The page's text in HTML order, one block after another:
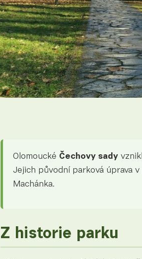
Olomoucké Čechovy sady
Jejich původní parková úprava
Machánka.
Z historie parku